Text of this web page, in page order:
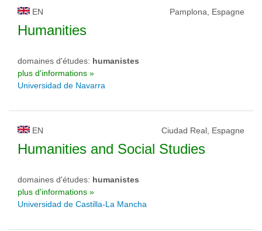
EN Pamplona, Espagne
Humanities
domaines d'études: humanistes
plus d'informations »
Universidad de Navarra
EN Ciudad Real, Espagne
Humanities and Social Studies
domaines d'études: humanistes
plus d'informations »
Universidad de Castilla-La Mancha